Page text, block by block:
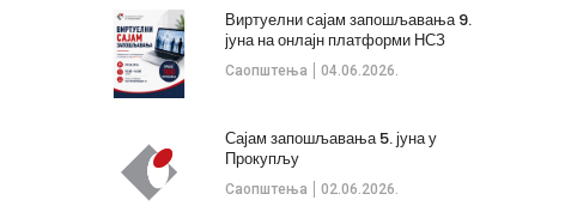
Саопштења 04.06.2026.
Виртуелни сајам запошљавања 9.
јуна на онлајн платформи НСЗ
Саопштења 02.06.2026.
Сајам запошљавања 5. јуна у
Прокупљу